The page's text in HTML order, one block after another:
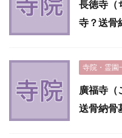
長徳寺（
寺？送骨
寺院・霊園
廣福寺（
送骨納骨